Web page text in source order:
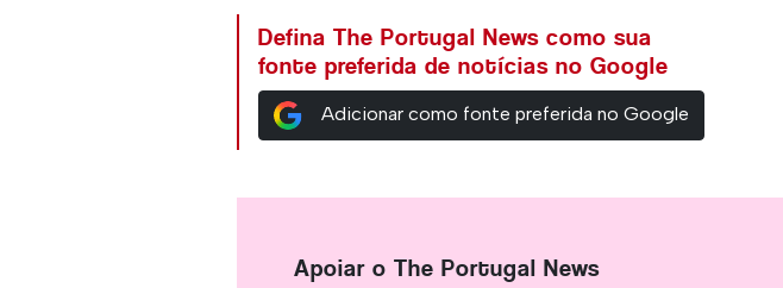
Defina The Portugal News como sua
fonte preferida de notícias no Google
Adicionar como fonte preferida no Google
Apoiar o The Portugal News